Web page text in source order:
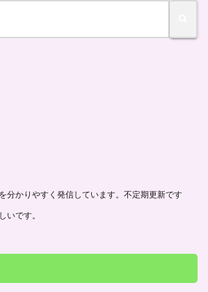
分かりやすく発信しています。不定期更新です
いです。